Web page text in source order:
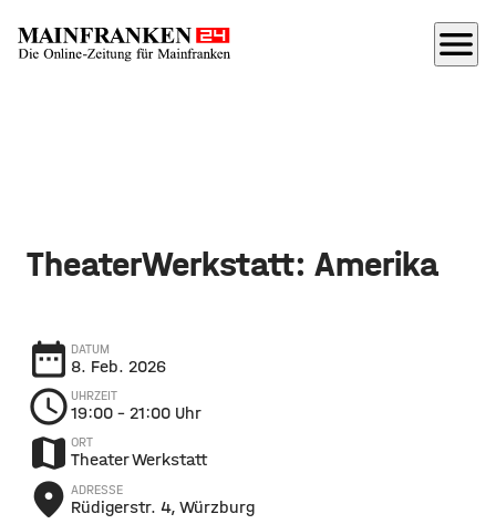
menu
TheaterWerkstatt: Amerika
date_range DATUM
8. Feb. 2026
schedule UHRZEIT
19:00 – 21:00 Uhr
map ORT
Theater Werkstatt
place ADRESSE
Rüdigerstr. 4, Würzburg